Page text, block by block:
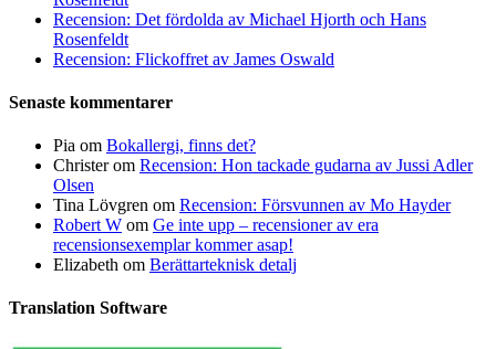
Recension: Det fördolda av Michael Hjorth och Hans
Rosenfeldt
Recension: Flickoffret av James Oswald
Senaste kommentarer
Pia om Bokallergi, finns det?
Christerom Recension: Hon tackade gudarna av Jussi Adler
Olsen
Tina Lövgren om Recension: Försvunnen av Mo Hayder
Robert W om Ge inte upp – recensioner av era
recensionsexemplar kommer asap!
Elizabeth om Berättarteknisk detalj
Translation Software